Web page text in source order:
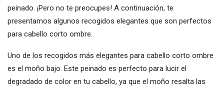
peinado. ¡Pero no te preocupes! A continuación, te
presentamos algunos recogidos elegantes que son perfectos
para cabello corto ombre.
Uno de los recogidos más elegantes para cabello corto ombre
es el moño bajo. Este peinado es perfecto para lucir el
degradado de color en tu cabello, ya que el moño resalta las